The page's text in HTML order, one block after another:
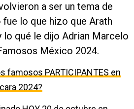
a ser un tema de
lo que hizo que Arath
lo qué le dijo Adrian Marcelo
México 2024.
famosos PARTICIPANTES en
2024?